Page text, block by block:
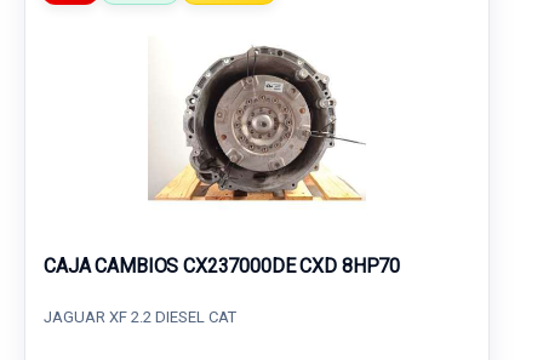
CAJA CAMBIOS CX237000DE CXD 8HP70
JAGUAR XF 2.2 DIESEL CAT